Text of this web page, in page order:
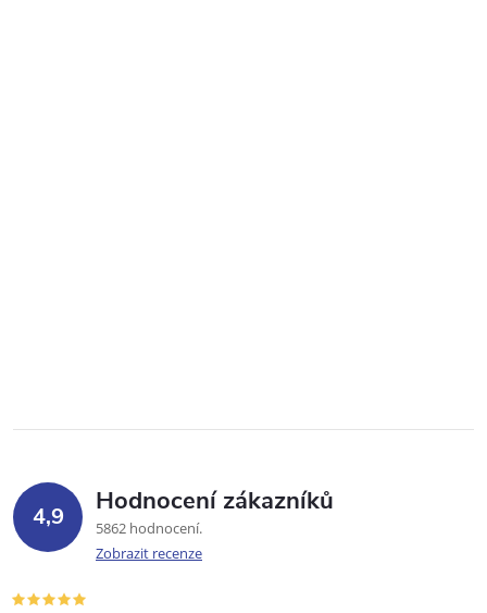
4,9 Hodnocení zákazníků
5862 hodnocení
Zobrazit recenze